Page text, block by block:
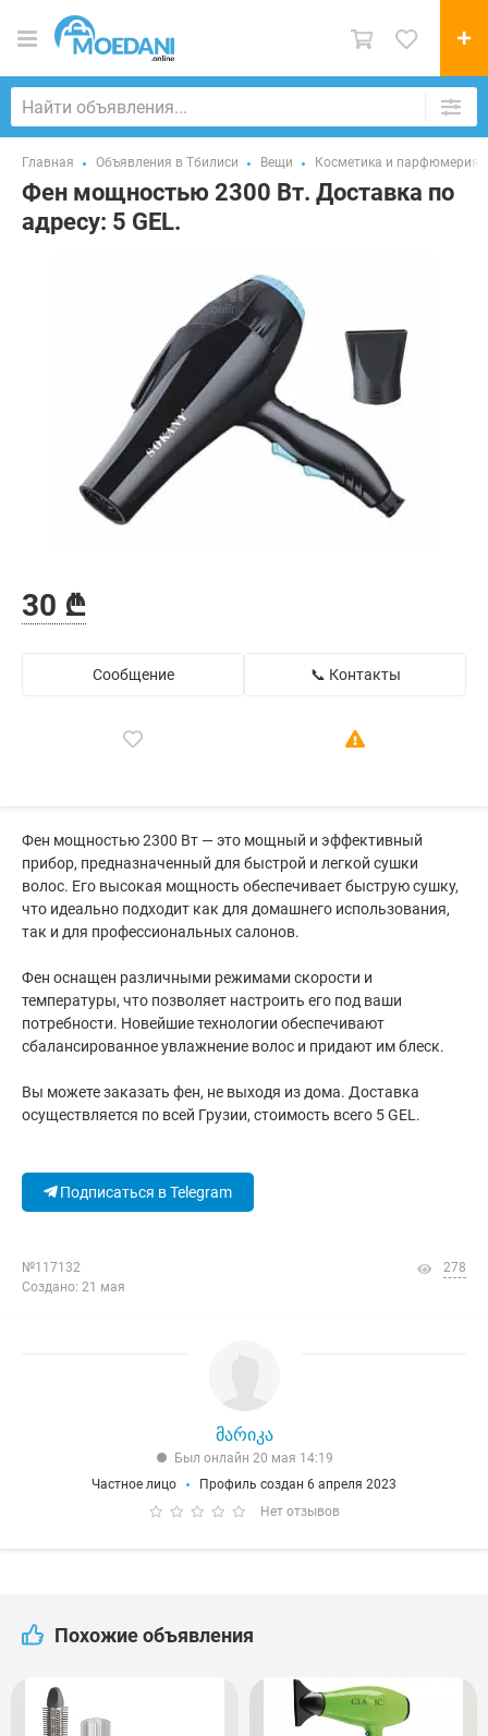
Главная Объявления в Тбилиси Вещи Косметика и парфюмерия
Фен мощностью 2300 Вт. Доставка по
адресу: 5 GEL.
30 ₾
Сообщение 📞 Контакты
Фен мощностью 2300 Вт — это мощный и эффективный
прибор, предназначенный для быстрой и легкой сушки
волос. Его высокая мощность обеспечивает быструю сушку,
что идеально подходит как для домашнего использования,
так и для профессиональных салонов.
Фен оснащен различными режимами скорости и
температуры, что позволяет настроить его под ваши
потребности. Новейшие технологии обеспечивают
сбалансированное увлажнение волос и придают им блеск.
Вы можете заказать фен, не выходя из дома. Доставка
осуществляется по всей Грузии, стоимость всего 5 GEL.
Подписаться в Telegram
№117132
Создано: 21 мая
278
მარიკა
Был онлайн 20 мая 14:19
Частное лицо
Профиль создан 6 апреля 2023
Нет отзывов
Похожие объявления